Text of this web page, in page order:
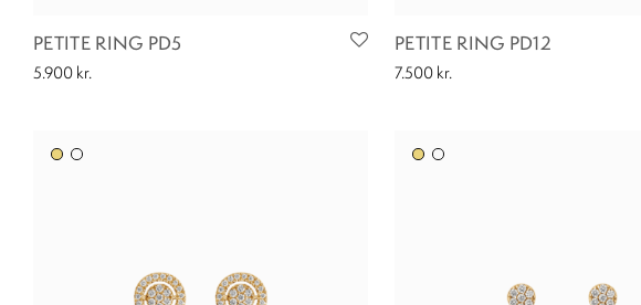
PETITE RING PD5
5.900 kr.
PETITE RING PD12
7.500 kr.